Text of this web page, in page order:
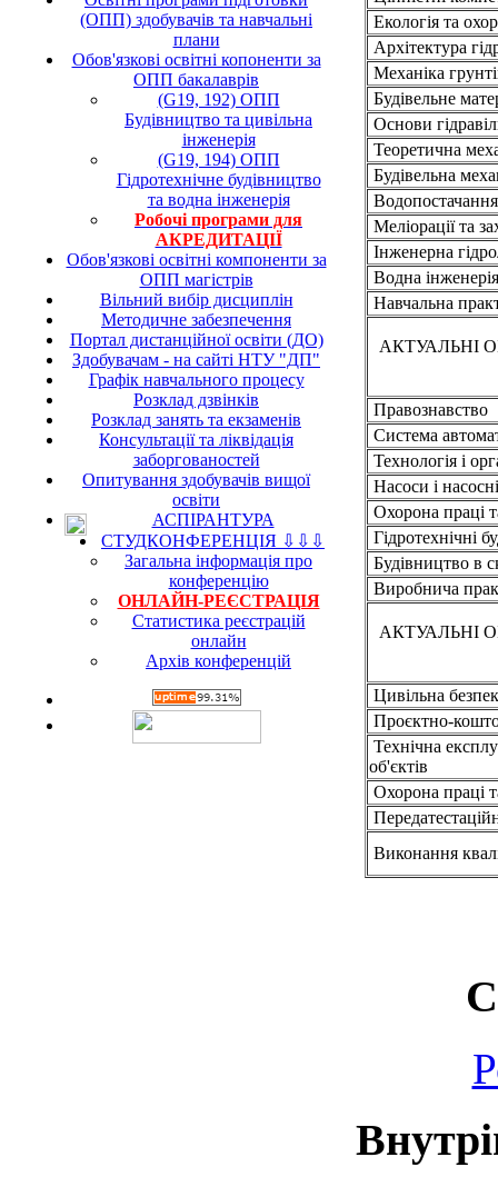
(ОПП) здобувачів та навчальні
плани
Обов'язкові освітні копоненти за
ОПП бакалаврів
(G19, 192) ОПП
Будівництво та цивільна
інженерія
(G19, 194) ОПП
Гідротехнічне будівництво
та водна інженерія
Робочі програми для
АКРЕДИТАЦІЇ
Обов'язкові освітні компоненти за
ОПП магістрів
Вільний вибір дисциплін
Методичне забезпечення
Портал дистанційної освіти (ДО)
Здобувачам - на сайті НТУ "ДП"
Графік навчального процесу
Розклад дзвінків
Розклад занять та екзаменів
Консультації та ліквідація
заборгованостей
Опитування здобувачів вищої
освіти
АСПІРАНТУРА
СТУДКОНФЕРЕНЦІЯ ⇩⇩⇩
Загальна інформація про
конференцію
ОНЛАЙН-РЕЄСТРАЦІЯ
Статистика реєстрацій
онлайн
Архів конференцій
Екологія та
Архітектура
Механіка
Будівельне
Основи
Теоретична
Будівельна
Меліорації та
Інженерна
Водна
Навчальна
АКТУАЛЬНІ
Правознавство
Система
Технологія і
Насоси і
Охорона праці
Гідротехнічні
Будівництво в
Виробнича
АКТУАЛЬНІ
Цивільна
Проєктно-
Технічна
об'єктів
Охорона праці
Виконання